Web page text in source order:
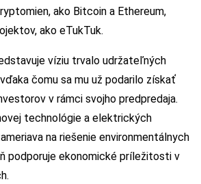
ako Bitcoin a Ethereum,
ako eTukTuk.
víziu trvalo udržateľných
čomu sa mu už podarilo získať
v rámci svojho predpredaja.
technológie a elektrických
na riešenie environmentálnych
podporuje ekonomické príležitosti v